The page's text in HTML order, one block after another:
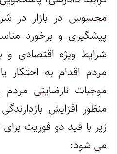
محسوس در بازار در
پیشگیری و برخورد
شرایط ویژه اقتصادی و
مردم اقدام به احتکار
موجبات نارضایتی مردم
منظور افزایش
زیر با قید دو فوریت
می شود: